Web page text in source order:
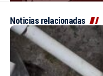
Noticias relacionadas